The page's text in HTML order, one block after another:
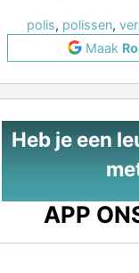
polis, polissen,
Maak
Heb je een
APP